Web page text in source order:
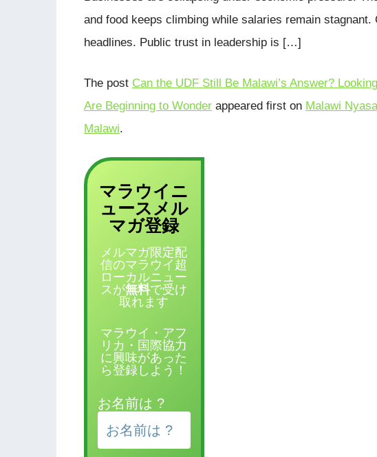
and food keeps climbing while salaries remain
headlines. Public trust in leadership is […]
The post Can the UDF Still Be Malawi’s Answer?
Are Beginning to Wonder appeared first on Malawi
Malawi.
マラウイニ
ュース メル
マガ登録
メルマガ限定配
信のマラウイ超
ローカルニュー
スが無料で受け
取れます
マラウイ・アフ
リカ・国際協力
に興味があった
ら登録しよう！
お名前は ?